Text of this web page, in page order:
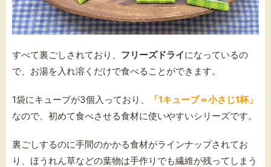
すべて裏ごしされており、 フリーズドライになっているの
で、お湯を入れ溶くだけで食べることができます。
1袋にキューブが3個入っており、
「1キューブ＝小さじ1杯」
なので、初めて食べさせる食材に使いやすいシリーズです。
裏ごしするのに手間のかかる食材がラインナップされてお
り、ほうれん草などの葉物は手作りでも繊維が残ってしまう